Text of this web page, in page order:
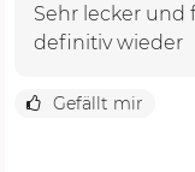
Sehr lecker und
definitiv wieder
Gefällt mir